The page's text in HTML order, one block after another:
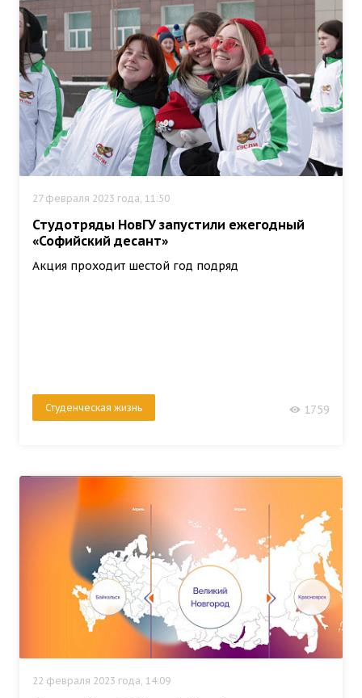
27 февраля 2023 года, 11:50
Студотряды НовГУ запустили ежегодный
«Софийский десант»
Акция проходит шестой год подряд
Студенческая жизнь 1759
22 февраля 2023 года, 14:09